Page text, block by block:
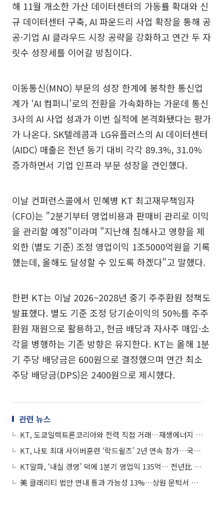
해 11월 개소한 가산 데이터센터의 가동률 확대와 신
규 데이터센터 구축, AI 파운드리 사업 확장을 통해 공
공·기업 AI 클라우드 시장 공략을 강화하고 연간 두 자
릿수 성장세를 이어갈 방침이다.
이동통신(MNO) 부문의 성장 한계에 봉착한 통신업
계가 ‘AI 컴퍼니’로의 전환을 가속화하는 가운데 통신
3사의 AI 사업 성과가 이번 실적에 본격화됐다는 평가
가 나온다. SK텔레콤과 LG유플러스의 AI 데이터센터
(AIDC) 매출은 전년 동기 대비 각각 89.3%, 31.0%
증가하면서 기업 인프라 부문 성장을 견인했다.
이날 컨퍼런스콜에서 민혜병 KT 최고재무책임자
(CFO)는 "2분기부터 영업비용과 판매비 관리로 이익
을 관리할 예정"이라며 "지난해 침해사고 영향을 제
외한 (별도 기준) 조정 영업이익 1조5000억원을 기록
했는데, 올해도 달성할 수 있도록 하겠다"고 말했다.
한편 KT는 이날 2026~2028년 중기 주주환원 정책도
발표했다. 별도 기준 조정 당기순이익의 50%를 주주
환원 재원으로 활용하고, 현금 배당과 자사주 매입·소
각을 병행하는 기존 방향은 유지한다. KT는 올해 1분
기 주당 배당금은 600원으로 결정했으며 연간 최소
주당 배당금(DPS)은 2400원으로 제시했다.
관련 뉴스
KT, 도쿄일렉트론코리아와 전력 직접 거래…재생에너지 공급으로 탄소중립 실현
KT, 나토 최대 사이버훈련 ‘락드쉴즈’ 2년 연속 참가…국내 통신사 중 유일
KT알파, ‘내실 경영’ 덕에 1분기 영업익 135억… 전년比 10.5%↑
美 클래리티 법안 연내 통과 가능성 13%…상원 문턱서 제동